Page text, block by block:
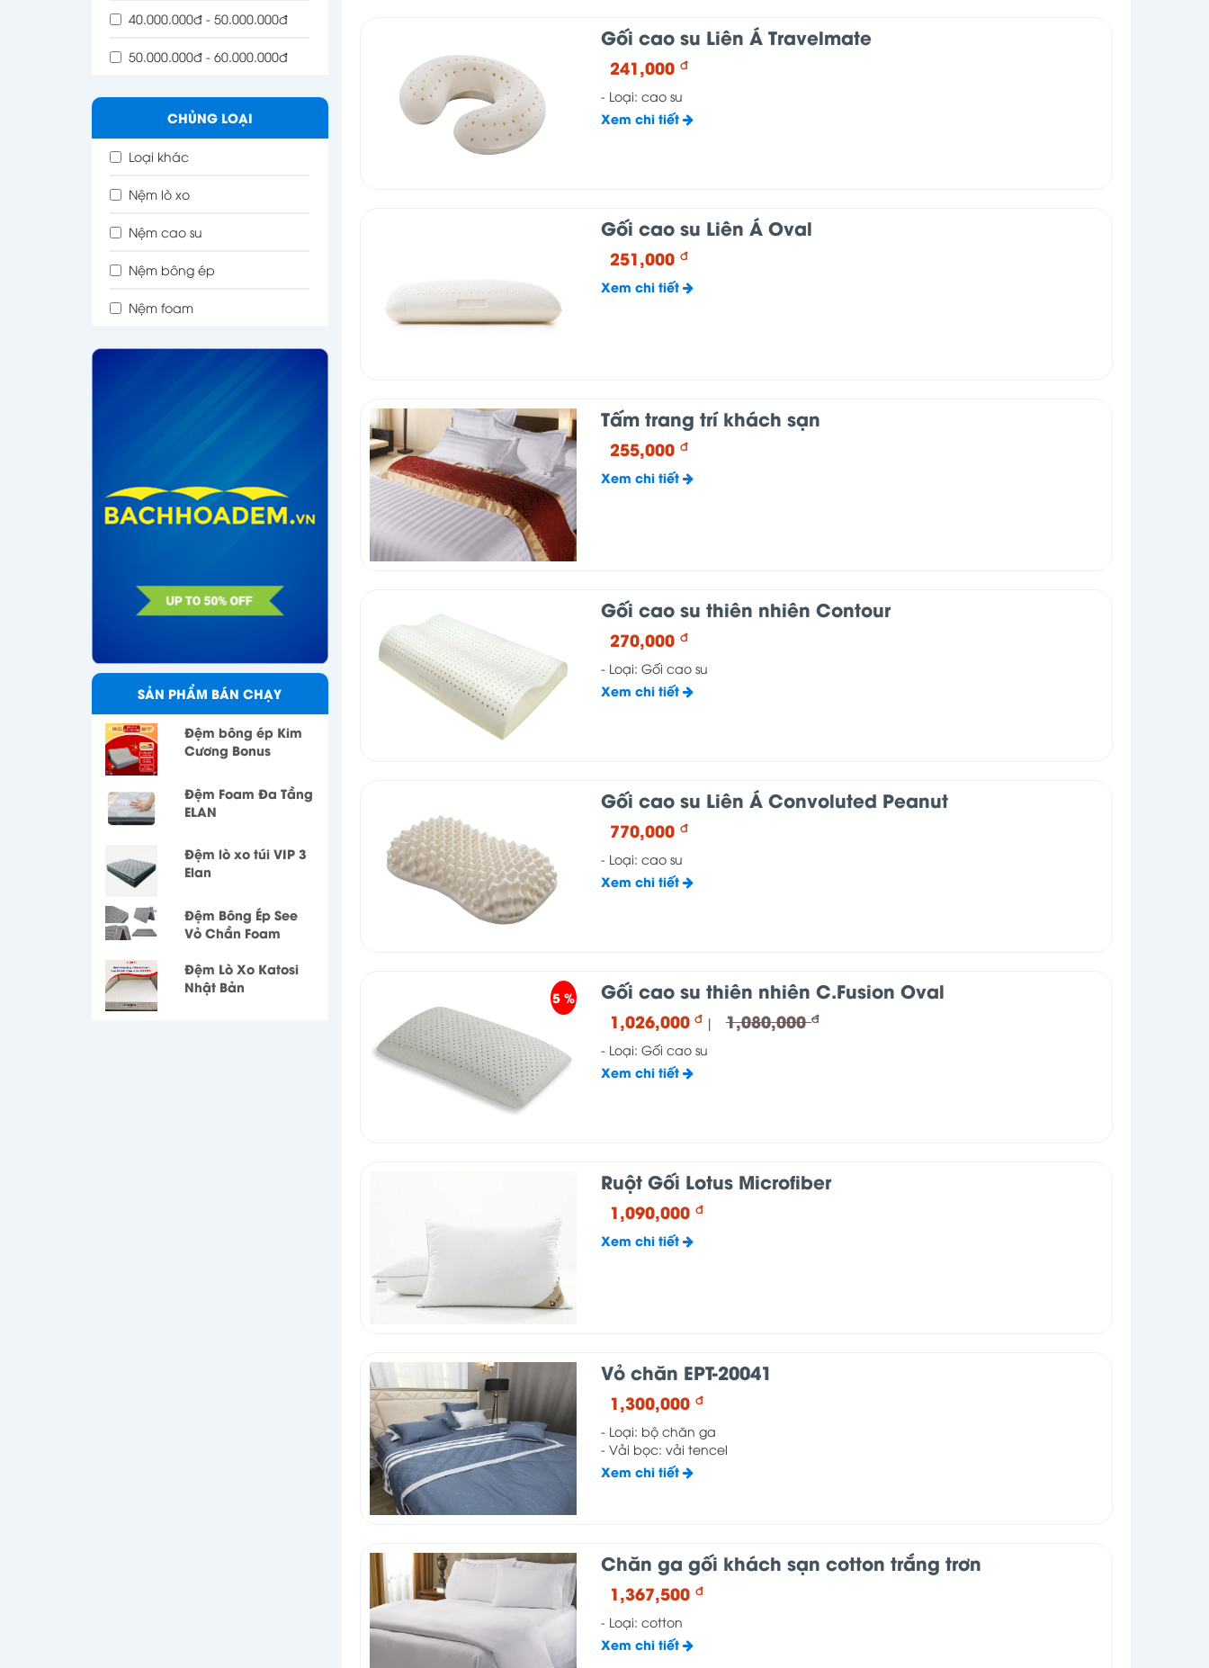
40.000.000đ - 50.000.000đ
50.000.000đ - 60.000.000đ
CHỦNG LOẠI
Loại khác
Nệm lò xo
Nệm cao su
Nệm bông ép
Nệm foam
SẢN PHẨM BÁN CHẠY
Đệm bông ép Kim
Cương Bonus
Đệm Foam Đa Tầng
ELAN
Đệm lò xo túi VIP 3
Elan
Đệm Bông Ép See
Vỏ Chần Foam
Đệm Lò Xo Katosi
Nhật Bản
Gối cao su Liên Á Travelmate
241,000 đ
- Loại: cao su
Xem chi tiết
Gối cao su Liên Á Oval
251,000 đ
Xem chi tiết
Tấm trang trí khách sạn
255,000 đ
Xem chi tiết
Gối cao su thiên nhiên Contour
270,000 đ
- Loại: Gối cao su
Xem chi tiết
Gối cao su Liên Á Convoluted Peanut
770,000 đ
- Loại: cao su
Xem chi tiết
5 % Gối cao su thiên nhiên C.Fusion Oval
1,026,000 đ | 1,080,000đ
- Loại: Gối cao su
Xem chi tiết
Ruột Gối Lotus Microfiber
1,090,000 đ
Xem chi tiết
Vỏ chăn EPT-20041
1,300,000 đ
- Loại: bộ chăn ga
- Vải bọc: vải tencel
Xem chi tiết
Chăn ga gối khách sạn cotton trắng trơn
1,367,500 đ
- Loại: cotton
Xem chi tiết